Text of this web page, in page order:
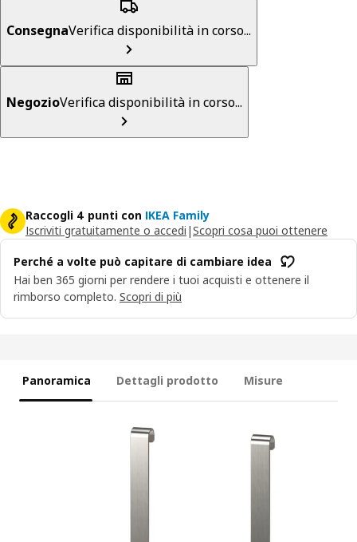
ConsegnaVerifica disponibilità in corso...
NegozioVerifica disponibilità in corso...
Raccogli 4 punti con IKEA Family
Iscriviti gratuitamente o accedi |Scopri cosa puoi ottenere
Perché a volte può capitare di cambiare idea
Hai ben 365 giorni per rendere i tuoi acquisti e ottenere il
rimborso completo. Scopri di più
Panoramica Dettagli prodotto Misure